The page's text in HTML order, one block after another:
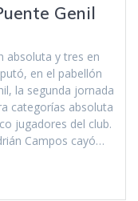
Genil
absoluta y tres en
en el pabellón
la segunda jornada
categorías absoluta
jugadores del club.
Campos cayó…